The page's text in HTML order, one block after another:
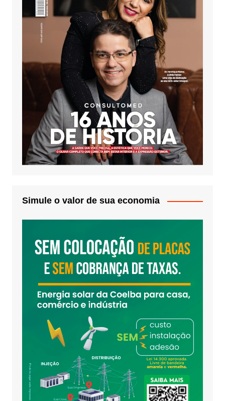
Simule o valor de sua economia